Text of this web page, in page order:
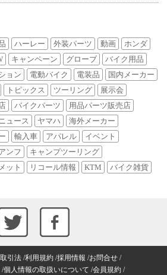
ハーレー 外装パーツ 動画
ホンダ
キャンペーン グローブ
バイク用品
ョン 電動バイク 電装品
国内メーカー
トピックス ツーリング
展示会
バイクパーツ
用品パーツ販売店
ュース ヤマハ
海外メーカー
輸入車 アパレル
イベント
ンフ
キャンプツーリング
ット リコール情報 KTM
バイク雑貨
引法 利用規約 採用情報 お問合せ
個人情報の取扱いについて 会員規約